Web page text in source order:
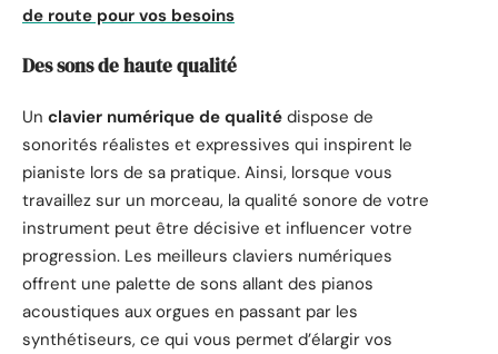
de route pour vos besoins
Des sons de haute qualité
Un clavier numérique de qualité dispose de
sonorités réalistes et expressives qui inspirent le
pianiste lors de sa pratique. Ainsi, lorsque vous
travaillez sur un morceau, la qualité sonore de votre
instrument peut être décisive et influencer votre
progression. Les meilleurs claviers numériques
offrent une palette de sons allant des pianos
acoustiques aux orgues en passant par les
synthétiseurs, ce qui vous permet d’élargir vos